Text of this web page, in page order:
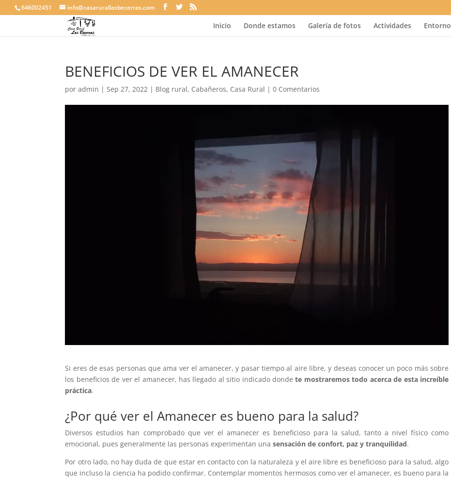
646002451 info@casarurallasbecerras.com
Inicio Donde estamos Galería de fotos Actividades Entorno
BENEFICIOS DE VER EL AMANECER
poradmin |Sep 27, 2022 | Blog rural, Cabañeros, Casa Rural |0 Comentarios
Si eres de esas personas que ama ver el amanecer, y pasar tiempo al aire libre, y deseas conocer un poco más sobre
los beneficios de ver el amanecer, has llegado al sitio indicado dondete mostraremos todo acerca de esta increíble
práctica.
¿Por qué ver el Amanecer es bueno para la salud?
Diversos estudios han comprobado que ver el amanecer es beneficioso para la salud, tanto a nivel físico como
emocional, pues generalmente las personas experimentan unasensación de confort, paz y tranquilidad.
Por otro lado, no hay duda de que estar en contacto con la naturaleza y el aire libre es beneficioso para la salud, algo
que incluso la ciencia ha podido confirmar. Contemplar momentos hermosos como ver el amanecer, es bueno para la